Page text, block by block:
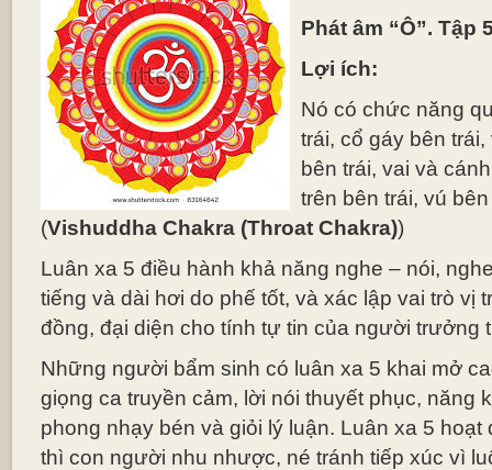
Phát âm “Ô”. Tập
Lợi ích:
Nó có chức năng
trái, cổ gáy bên
bên trái, vai và
trên bên trái, vú
(Vishuddha Chakra (Throat Chakra))
Luân xa 5 điều hành khả năng nghe – nói,
tiếng và dài hơi do phế tốt, và xác lập vai trò vị
đồng, đại diện cho tính tự tin của người trưởng
Những người bẩm sinh có luân xa 5 khai mở
giọng ca truyền cảm, lời nói thuyết phục, năng
phong nhạy bén và giỏi lý luận. Luân xa 5
thì con người nhu nhược, né tránh tiếp xúc vì